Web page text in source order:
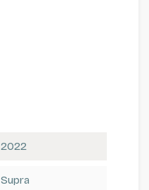
2022
Supra